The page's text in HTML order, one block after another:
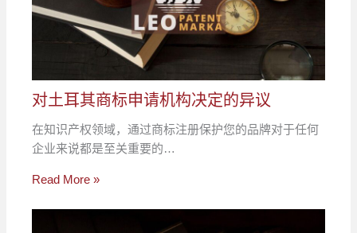
对土耳其商标申请机构决定的异议
在知识产权领域，通过商标注册保护您的品牌对于任何
企业来说都是至关重要的…
Read More »